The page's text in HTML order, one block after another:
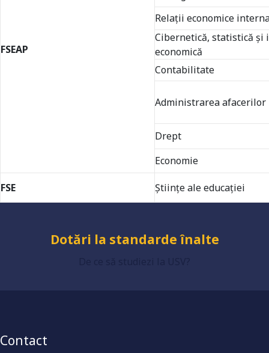
FSEAP
Relaţii economice
Cibernetică, statistică și
economică
Contabilitate
Administrarea afacerilor
Drept
Economie
FSE Științe ale educației
Universitate acreditată
Grad de încredere ridicat
Contact